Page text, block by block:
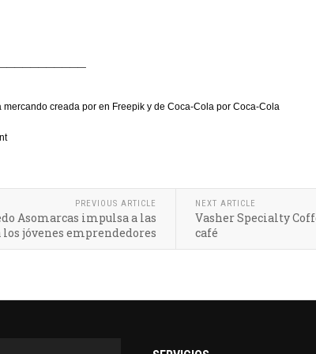
creada por en Freepik y de Coca-Cola por Coca-Cola
PREVIOUS ARTICLE
Asomarcas impulsa a las
los jóvenes emprendedores
NEXT ARTICLE
Vasher Specialty
café